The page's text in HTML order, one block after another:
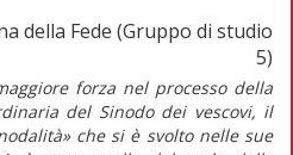
della Fede (Gruppo di studio
5)
forza nel processo della
del Sinodo dei vescovi, il
che si è svolto nelle sue